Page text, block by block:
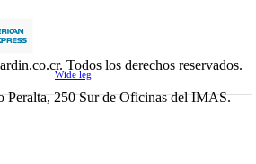
Wide leg
Todos los derechos reservados.
Peralta, 250 Sur de Oficinas del IMAS.